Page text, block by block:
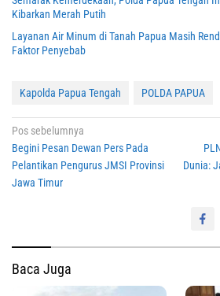
Kibarkan Merah Putih
Layanan Air Minum di Tanah Papua Masih
Faktor Penyebab
Kapolda Papua Tengah POLDA PAPUA
Navigasi
pos
Pos sebelumnya
Begini Pesan Dewan Pers Pada
Pelantikan Pengurus JMSI Provinsi
Jawa Timur
Dunia:
Baca Juga